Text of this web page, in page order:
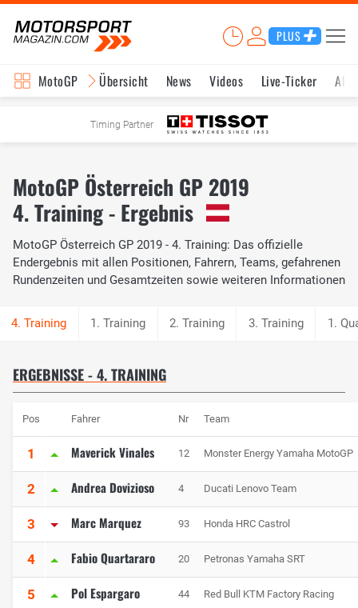
PLUS
MotoGP Übersicht News Videos Live-Ticker
Timing Partner
MotoGP Österreich GP 2019
4. Training - Ergebnis
MotoGP Österreich GP 2019 - 4. Training: Das offizielle
Endergebnis mit allen Positionen, Fahrern, Teams, gefahrenen
Rundenzeiten und Gesamtzeiten sowie weiteren Informationen
1. Training 2. Training 3. Training 1.
ERGEBNISSE - 4. TRAINING
Pos Fahrer Nr Team
1 Maverick Vinales 12 Monster Energy Yamaha MotoGP
2 Andrea Dovizioso 4 Ducati Lenovo Team
3 Marc Marquez 93 Honda HRC Castrol
4 Fabio Quartararo 20 Petronas Yamaha SRT
5 Pol Espargaro 44 Red Bull KTM Factory Racing